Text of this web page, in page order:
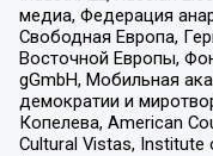
медиа, Федерация
Свободная Европа,
Восточной Европы,
gGmbH, Мобильная
демократии и
Копелева, American
Cultural Vistas, Institute